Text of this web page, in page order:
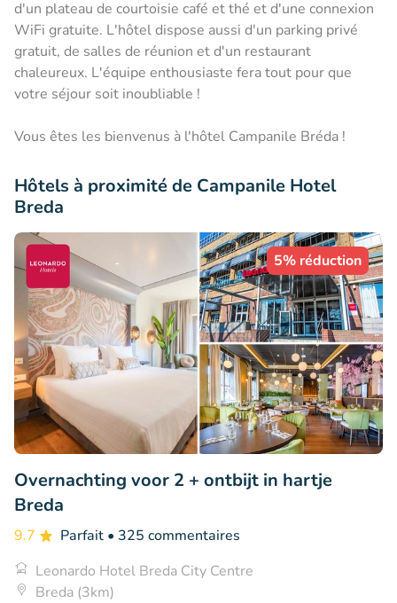
d'un plateau de courtoisie café et thé et d'une connexion
WiFi gratuite. L'hôtel dispose aussi d'un parking privé
gratuit, de salles de réunion et d'un restaurant
chaleureux. L'équipe enthousiaste fera tout pour que
votre séjour soit inoubliable !
Vous êtes les bienvenus à l'hôtel Campanile Bréda !
Hôtels à proximité de Campanile Hotel
Breda
5% réduction
Overnachting voor 2 + ontbijt in hartje
Breda
9.7 Parfait • 325 commentaires
Leonardo Hotel Breda City Centre
Breda (3km)